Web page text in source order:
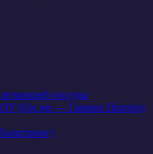
посуды
(Он же — Гаврик Портер)